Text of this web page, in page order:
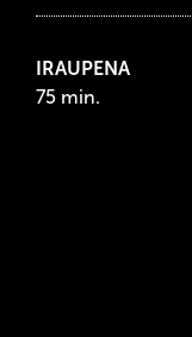
IRAUPENA
75 min.